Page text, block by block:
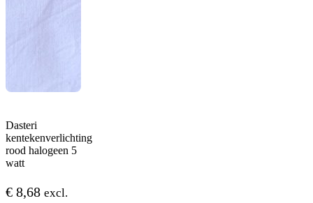
Dasteri
kentekenverlichting
rood halogeen 5
watt
€ 8,68 excl.